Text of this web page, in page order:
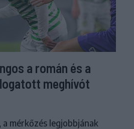
a román és a
meghívót
mérkőzés legjobbjának